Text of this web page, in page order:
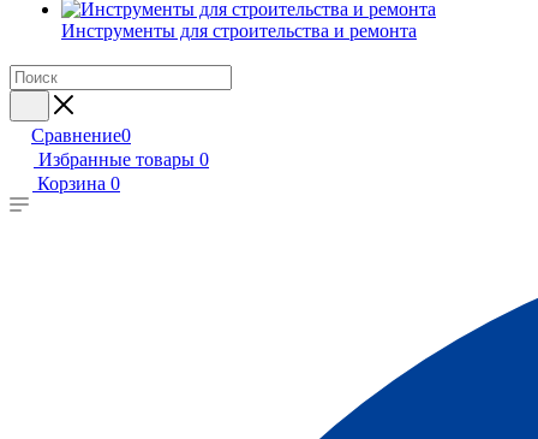
Инструменты для строительства и ремонта
Сравнение0
Избранные товары 0
Корзина 0